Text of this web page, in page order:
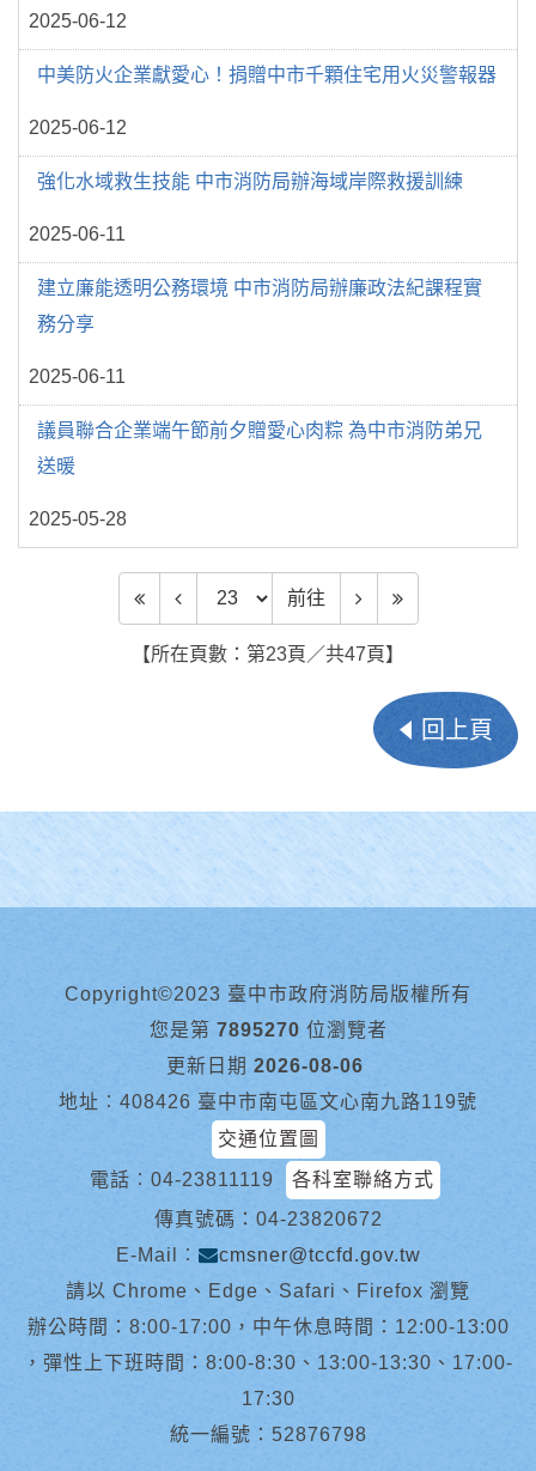
2025-06-12
中美防火企業獻愛心！捐贈中市千顆住宅用火災警報器
2025-06-12
強化水域救生技能 中市消防局辦海域岸際救援訓練
2025-06-11
建立廉能透明公務環境 中市消防局辦廉政法紀課程實
務分享
2025-06-11
議員聯合企業端午節前夕贈愛心肉粽 為中市消防弟兄
送暖
2025-05-28
前往頁數 前往
【所在頁數：第23頁／共47頁】
回上頁
Copyright©2023 臺中市政府消防局版權所有
您是第 7895270 位瀏覽者
更新日期 2026-08-06
地址︰408426 臺中市南屯區文心南九路119號
交通位置圖
電話︰ 04-23811119
各科室聯絡方式
傳真號碼：04-23820672
E-Mail︰
cmsner@tccfd.gov.tw
請以 Chrome、Edge、Safari、Firefox 瀏覽
辦公時間：8:00-17:00，中午休息時間：12:00-13:00
，彈性上下班時間：8:00-8:30、13:00-13:30、17:00-
17:30
統一編號：52876798